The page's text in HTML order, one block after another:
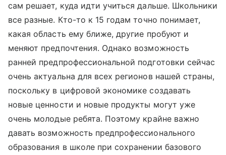
сам решает, куда идти учиться дальше. Школьники
все разные. Кто-то к 15 годам точно понимает,
какая область ему ближе, другие пробуют и
меняют предпочтения. Однако возможность
ранней предпрофессиональной подготовки сейчас
очень актуальна для всех регионов нашей страны,
поскольку в цифровой экономике создавать
новые ценности и новые продукты могут уже
очень молодые ребята. Поэтому крайне важно
давать возможность предпрофессионального
образования в школе при сохранении базового